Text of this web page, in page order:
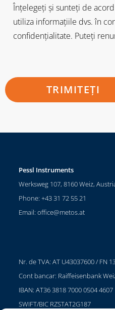
Înțelegeți și sunteți de
utiliza informațiile dvs. în
confidențialitate. Puteți
Pessl Instruments
Werksweg 107, 8160 Weiz,
Phone: +43 31 72 55 21
Email:office@metos.at
Nr. de TVA: AT U43037600 / FN
Cont bancar: Raiffeisenbank
IBAN: AT36 3818 7000 0504 4607
SWIFT/BIC RZSTAT2G187